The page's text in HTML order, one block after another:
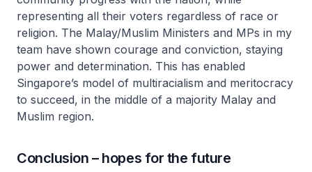
representing all their voters regardless of race or
religion. The Malay/Muslim Ministers and MPs in my
team have shown courage and conviction, staying
power and determination. This has enabled
Singapore’s model of multiracialism and meritocracy
to succeed, in the middle of a majority Malay and
Muslim region.
Conclusion – hopes for the future